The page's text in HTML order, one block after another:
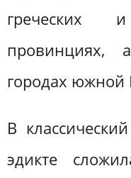
греческих
провинциях,
городах южной
В
эдикте